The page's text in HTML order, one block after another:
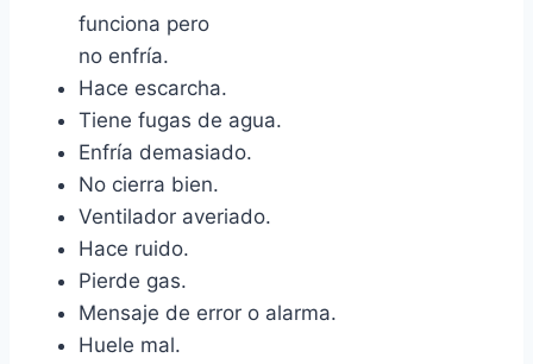
funciona pero
no enfría.
Hace escarcha.
Tiene fugas de agua.
Enfría demasiado.
No cierra bien.
Ventilador averiado.
Hace ruido.
Pierde gas.
Mensaje de error o alarma.
Huele mal.